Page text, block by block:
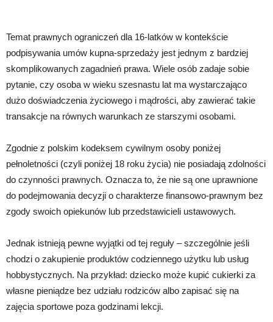
Temat prawnych ograniczeń dla 16-latków w kontekście
podpisywania umów kupna-sprzedaży jest jednym z bardziej
skomplikowanych zagadnień prawa. Wiele osób zadaje sobie
pytanie, czy osoba w wieku szesnastu lat ma wystarczająco
dużo doświadczenia życiowego i mądrości, aby zawierać takie
transakcje na równych warunkach ze starszymi osobami.
Zgodnie z polskim kodeksem cywilnym osoby poniżej
pełnoletności (czyli poniżej 18 roku życia) nie posiadają zdolności
do czynności prawnych. Oznacza to, że nie są one uprawnione
do podejmowania decyzji o charakterze finansowo-prawnym bez
zgody swoich opiekunów lub przedstawicieli ustawowych.
Jednak istnieją pewne wyjątki od tej reguły – szczególnie jeśli
chodzi o zakupienie produktów codziennego użytku lub usług
hobbystycznych. Na przykład: dziecko może kupić cukierki za
własne pieniądze bez udziału rodziców albo zapisać się na
zajęcia sportowe poza godzinami lekcji.